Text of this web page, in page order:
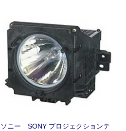
ソニー SONY プロジェクションテ